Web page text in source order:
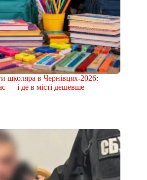
школяра в Чернівцях-2026:
— і де в місті дешевше